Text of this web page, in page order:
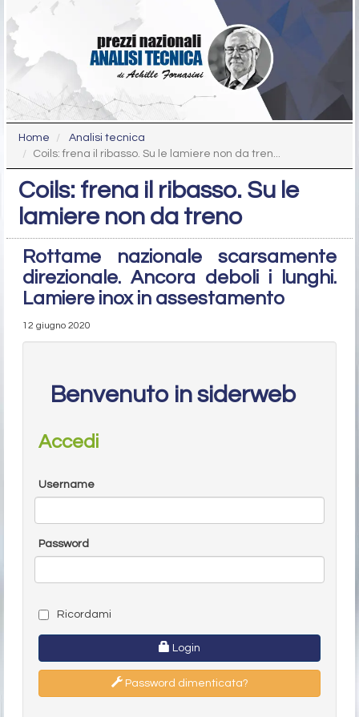
Home
Analisi tecnica
Coils: frena il ribasso. Su le lamiere non da tren...
Coils: frena il ribasso. Su le
lamiere non da treno
Rottame nazionale scarsamente
direzionale. Ancora deboli i lunghi.
Lamiere inox in assestamento
12 giugno 2020
Benvenuto in siderweb
Accedi
Username
Password
Ricordami
Login
Password dimenticata?